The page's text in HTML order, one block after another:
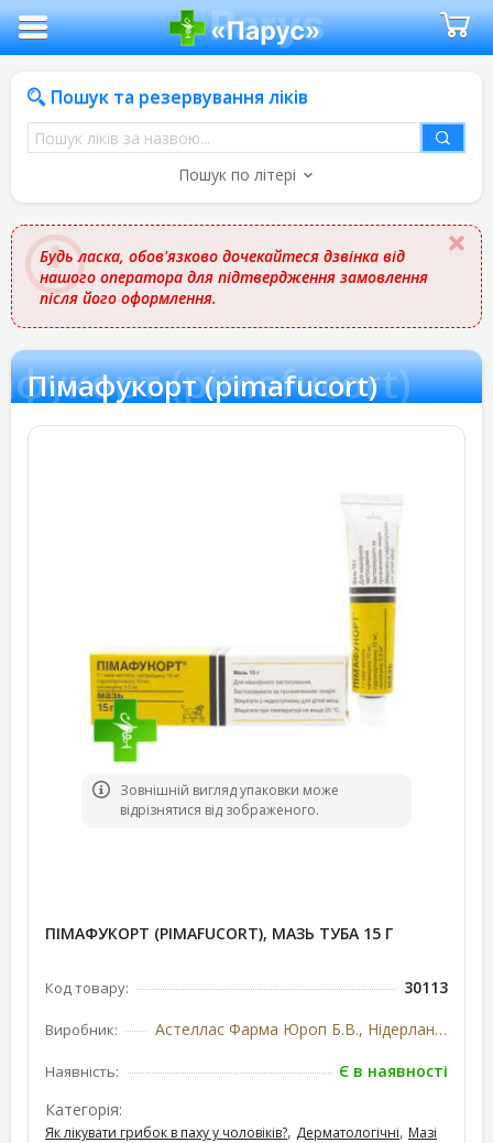
Пошук та резервування ліків
Пошук
ліків
назвою
Пошук по літері
Будь ласка, обов'язково дочекайтеся дзвінка від
нашого оператора для підтвердження замовлення
після його оформлення.
(pimafucort)
Пімафукорт (pimafucort)
Зовнішній вигляд упаковки може
відрізнятися від зображеного.
ПІМАФУКОРТ (PIMAFUCORT), МАЗЬ ТУБА 15 Г
Код товару: 30113
Виробник: Астеллас Фарма Юроп Б.В., Нідерланди
Наявність:
Є в наявності
Категорія:
Як лікувати грибок в паху у чоловіків?, Дерматологічні, Мазі